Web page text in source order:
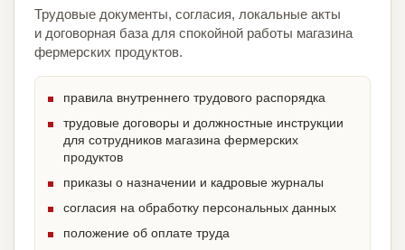
Трудовые документы, согласия, локальные акты
и договорная база для спокойной работы магазина
фермерских продуктов.
правила внутреннего трудового распорядка
трудовые договоры и должностные инструкции
для сотрудников магазина фермерских
продуктов
приказы о назначении и кадровые журналы
согласия на обработку персональных данных
положение об оплате труда